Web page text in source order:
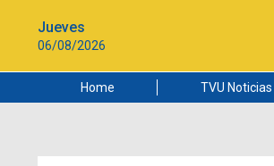
Jueves
06/08/2026
Home TVU Noticias
Ciudad